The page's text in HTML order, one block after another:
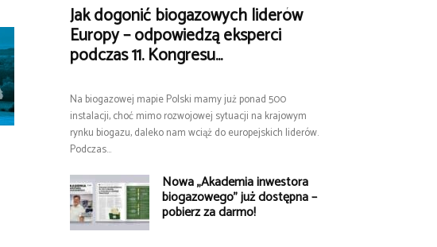
Jak dogonić biogazowych liderów
Europy – odpowiedzą eksperci
podczas 11. Kongresu...
Na biogazowej mapie Polski mamy już ponad 500
instalacji, choć mimo rozwojowej sytuacji na krajowym
rynku biogazu, daleko nam wciąż do europejskich liderów.
Podczas...
Nowa „Akademia inwestora
biogazowego” już dostępna –
pobierz za darmo!